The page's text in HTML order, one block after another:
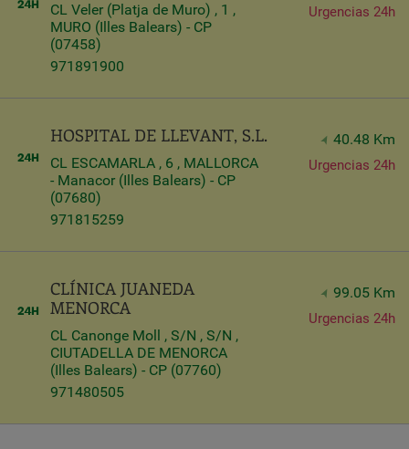
CL Veler (Platja de Muro) , 1 ,
MURO (Illes Balears) - CP
(07458)
971891900
Urgencias 24h
HOSPITAL DE LLEVANT, S.L.
CL ESCAMARLA , 6 , MALLORCA
- Manacor (Illes Balears) - CP
(07680)
971815259
40.48 Km
Urgencias 24h
CLÍNICA JUANEDA
MENORCA
CL Canonge Moll , S/N , S/N ,
CIUTADELLA DE MENORCA
(Illes Balears) - CP (07760)
971480505
99.05 Km
Urgencias 24h